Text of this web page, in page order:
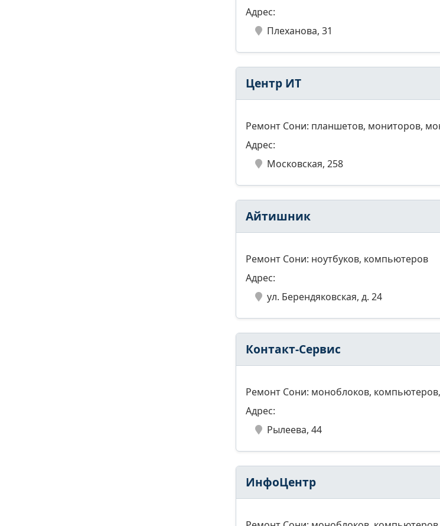
Адрес:
Плеханова, 31
Центр ИТ
Ремонт Сони: планшетов, мониторов,
Адрес:
Московская, 258
Айтишник
Ремонт Сони: ноутбуков, компьютеров
Адрес:
ул. Берендяковская, д. 24
Контакт-Сервис
Ремонт Сони: моноблоков,
Адрес:
Рылеева, 44
ИнфоЦентр